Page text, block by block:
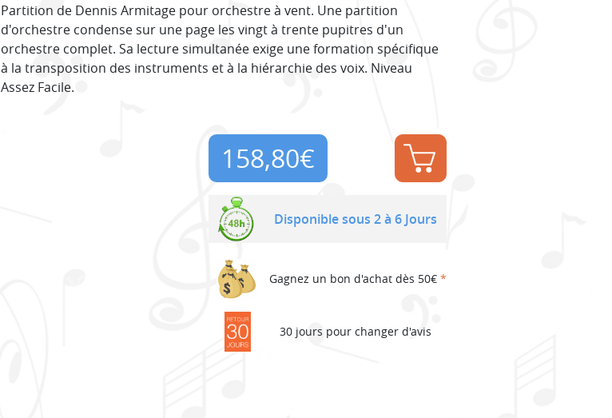
Partition de Dennis Armitage pour orchestre à vent. Une partition
d'orchestre condense sur une page les vingt à trente pupitres d'un
orchestre complet. Sa lecture simultanée exige une formation spécifique
à la transposition des instruments et à la hiérarchie des voix. Niveau
Assez Facile.
158,80€
Disponible sous 2 à 6 Jours
Gagnez un bon d'achat dès 50€ *
30 jours pour changer d'avis